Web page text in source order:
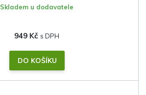
Skladem u dodavatele
949 Kč
DO KOŠÍKU